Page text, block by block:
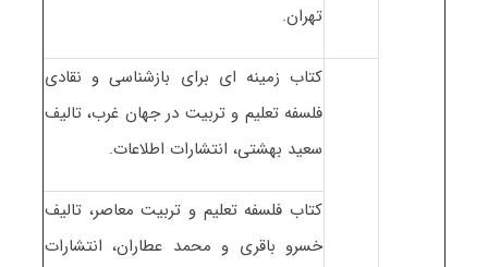
تهران.
کتاب زمینه ای برای بازشناسی و نقادی
فلسفه تعلیم و تربیت در جهان غرب، تالیف
سعید بهشتی، انتشارات اطلاعات.
کتاب فلسفه تعلیم و تربیت معاصر، تالیف
خسرو باقری و محمد عطاران، انتشارات